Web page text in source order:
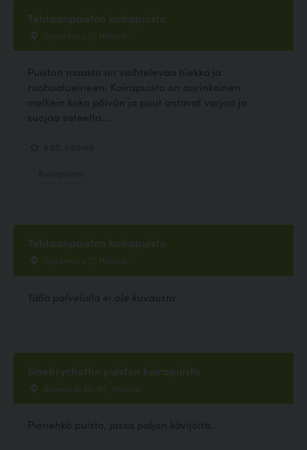
Tehtaanpuiston koirapuisto
Sepänkatu 17, Helsinki
Puiston maasto on vaihtelevaa hiekka ja
ruohoalueineen. Koirapuisto on aurinkoinen
melkein koko päivän ja puut antavat varjoa ja
suojaa sateelta....
Tehtaanpuiston koirapuisto
Sepänkatu 17, Helsinki
Tällä palvelulla ei ole kuvausta.
Sinebrychoffin puiston koirapuisto
Bulevardi 46-40, Helsinki
Pienehkö puisto, jossa paljon kävijöitä.